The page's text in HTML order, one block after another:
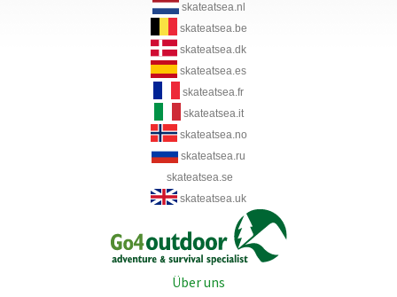
skateatsea.nl
skateatsea.be
skateatsea.dk
skateatsea.es
skateatsea.fr
skateatsea.it
skateatsea.no
skateatsea.ru
skateatsea.se
skateatsea.uk
Über uns